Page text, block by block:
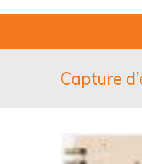
Capture